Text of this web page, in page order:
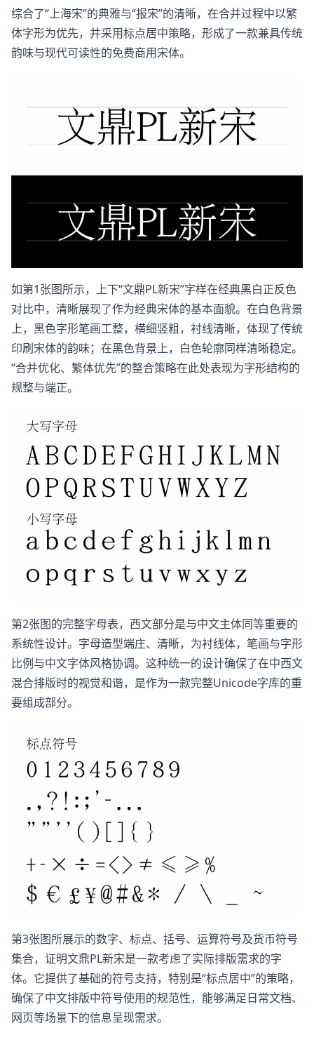
综合了“上海宋”的典雅与“报宋”的清晰，在合并过程中以繁
体字形为优先，并采用标点居中策略，形成了一款兼具传统
韵味与现代可读性的免费商用宋体。
如第1张图所示，上下“文鼎PL新宋”字样在经典黑白正反色
对比中，清晰展现了作为经典宋体的基本面貌。在白色背景
上，黑色字形笔画工整，横细竖粗，衬线清晰，体现了传统
印刷宋体的韵味；在黑色背景上，白色轮廓同样清晰稳定。
“合并优化、繁体优先”的整合策略在此处表现为字形结构的
规整与端正。
第2张图的完整字母表，西文部分是与中文主体同等重要的
系统性设计。字母造型端庄、清晰，为衬线体，笔画与字形
比例与中文字体风格协调。这种统一的设计确保了在中西文
混合排版时的视觉和谐，是作为一款完整Unicode字库的重
要组成部分。
第3张图所展示的数字、标点、括号、运算符号及货币符号
集合，证明文鼎PL新宋是一款考虑了实际排版需求的字
体。它提供了基础的符号支持，特别是“标点居中”的策略，
确保了中文排版中符号使用的规范性，能够满足日常文档、
网页等场景下的信息呈现需求。